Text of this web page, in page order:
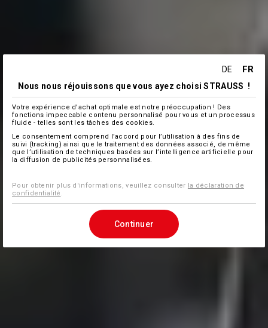
DE FR
Nous nous réjouissons que vous ayez choisi STRAUSS !
Votre expérience d'achat optimale est notre préoccupation ! Des
fonctions impeccable contenu personnalisé pour vous et un processus
fluide - telles sont les tâches des cookies.
Le consentement comprend l’accord pour l’utilisation à des fins de
suivi (tracking) ainsi que le traitement des données associé, de même
que l’utilisation de techniques basées sur l’intelligence artificielle pour
la diffusion de publicités personnalisées.
Pour obtenir plus d'informations, veuillez consulter la déclaration de
confidentialité .
Continuer